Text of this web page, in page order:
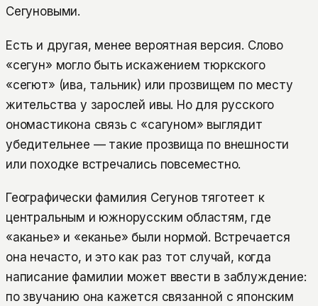
Сегуновыми.
Есть и другая, менее вероятная версия. Слово
«сегун» могло быть искажением тюркского
«сегют» (ива, тальник) или прозвищем по месту
жительства у зарослей ивы. Но для русского
ономастикона связь с «сагуном» выглядит
убедительнее — такие прозвища по внешности
или походке встречались повсеместно.
Географически фамилия Сегунов тяготеет к
центральным и южнорусским областям, где
«аканье» и «еканье» были нормой. Встречается
она нечасто, и это как раз тот случай, когда
написание фамилии может ввести в заблуждение:
по звучанию она кажется связанной с японским